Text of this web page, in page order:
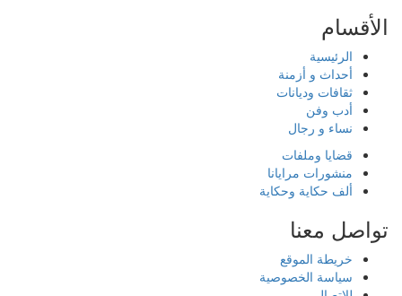
الأقسام
الرئيسية
أحداث و أزمنة
ثقافات وديانات
أدب وفن
نساء و رجال
قضايا وملفات
منشورات مرايانا
ألف حكاية وحكاية
تواصل معنا
خريطة الموقع
سياسة الخصوصية